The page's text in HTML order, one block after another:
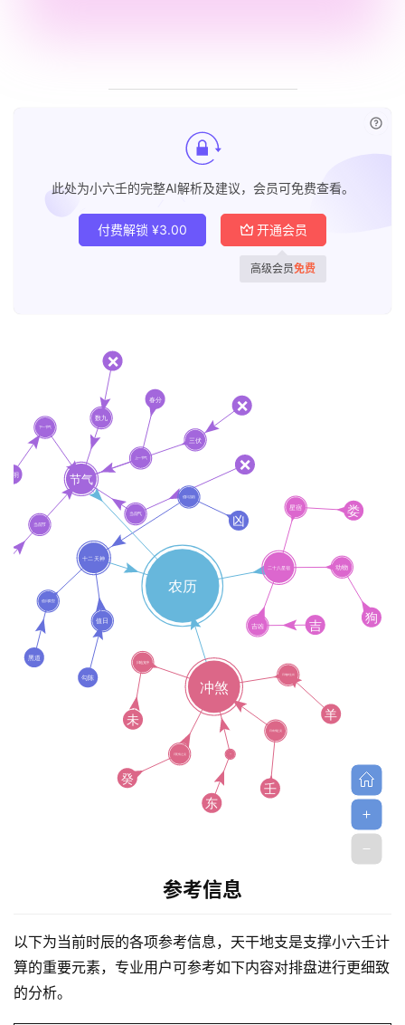
黄
历
此处为小六壬的完整AI解析及建议，会员可免费查看。
付费解锁 ¥3.00 开通会员
高级会员免费
参考信息
以下为当前时辰的各项参考信息，天干地支是支撑小六壬计
算的重要元素，专业用户可参考如下内容对排盘进行更细致
的分析。